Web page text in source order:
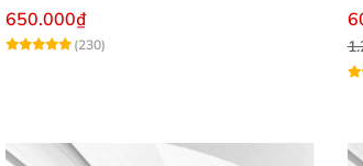
650.000₫
(230)